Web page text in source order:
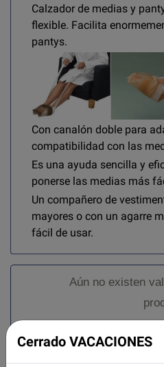
Calzador de medias y
flexible. Facilita
pantys.
Con canalón doble para
compatibilidad con las
Es una ayuda sencilla y
ponerse las medias más
Un compañero de
mayores o con un agarre
fácil de usar.
Aún no existen
Cerrado VACACIONES